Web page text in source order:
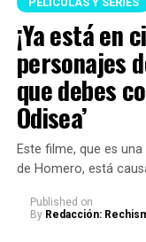
Cien años
de agosto
Mi vida con
agosto
Moria — 14
Cien años de
¡Ya está en
personajes
que debes
Odisea’
Este filme, que es
de Homero, está
Published on
By Redacción: